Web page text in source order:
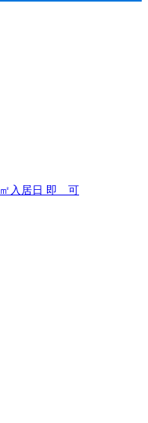
㎡ 入居日 即 可